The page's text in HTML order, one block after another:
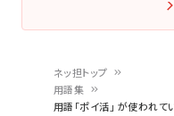
ネッ担トップ
用語集
用語「ポイ活」 が使われ